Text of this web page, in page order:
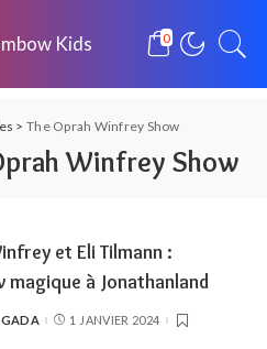
0
> The Oprah Winfrey Show
Winfrey Show
et Eli Tilmann :
magique à Jonathanland
1 JANVIER 2024